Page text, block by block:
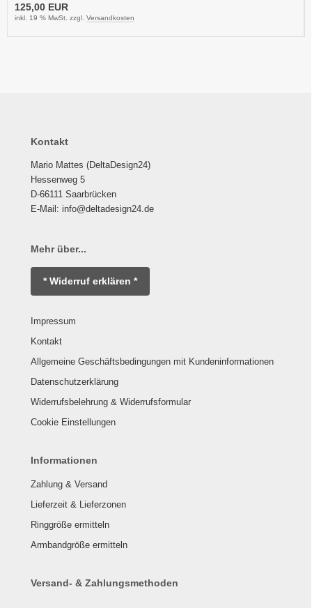
125,00 EUR
inkl. 19 % MwSt. zzgl. Versandkosten
Kontakt
Mario Mattes (DeltaDesign24)
Hessenweg 5
D-66111 Saarbrücken
E-Mail: info@deltadesign24.de
Mehr über...
* Widerruf erklären *
Impressum
Kontakt
Allgemeine Geschäftsbedingungen mit Kundeninformationen
Datenschutzerklärung
Widerrufsbelehrung & Widerrufsformular
Cookie Einstellungen
Informationen
Zahlung & Versand
Lieferzeit & Lieferzonen
Ringgröße ermitteln
Armbandgröße ermitteln
Versand- & Zahlungsmethoden